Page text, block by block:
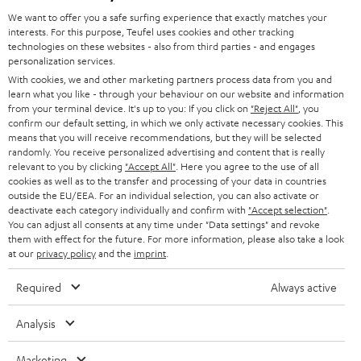
l
d
u
n
g
HEIMKINO-KOMPLETTANLAGEN
SOUNDBARS
STEREO
SMART HOME
BLUETOOTH-LAUTSPRECHER
KOPFHÖRER
BLUETOOTH-KOPFHÖRER
LAUTSPRECHER
ULTIMA-SERIE
SUPPORT
PRESSE & MARKETING
GESCHÄFTSKUNDEN
PARTNERPROGRAMM
BLOG
NEWSLETTER
STORES
DEINE VORTEILE BEI TEUFEL
TEUFEL STORY
Teufel Onlineshops
DEUTSCHLAND
ÖSTERREICH
SCHWEIZ
NIEDERLANDE
BELGIEN
POLEN
We want to offer you a safe surfing experience that exactly matches your
interests. For this purpose, Teufel uses cookies and other tracking
technologies on these websites - also from third parties - and engages
personalization services.
With cookies, we and other marketing partners process data from you and
learn what you like - through your behaviour on our website and information
from your terminal device. It's up to you: If you click on "Reject All" , you
confirm our default setting, in which we only activate necessary cookies. This
means that you will receive recommendations, but they will be selected
randomly. You receive personalized advertising and content that is really
relevant to you by clicking "Accept All" . Here you agree to the use of all
cookies as well as to the transfer and processing of your data in countries
outside the EU/EEA. For an individual selection, you can also activate or
deactivate each category individually and confirm with "Accept selection"
You can adjust all consents at any time under "Data settings" and revoke
them with effect for the future. For more information, please also take a look
at our privacy policyand the imprint
Required Always active
Analysis